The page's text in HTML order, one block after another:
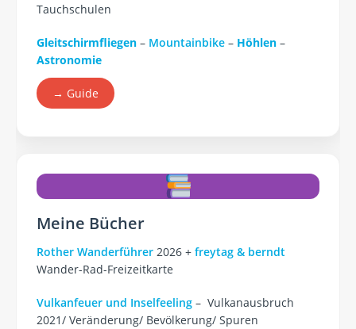
Tauchschulen
Gleitschirmfliegen – Mountainbike – Höhlen –
Astronomie
→ Guide
Meine Bücher
Rother Wanderführer 2026 + freytag & berndt
Wander-Rad-Freizeitkarte
Vulkanfeuer und Inselfeeling – Vulkanausbruch
2021/ Veränderung/ Bevölkerung/ Spuren